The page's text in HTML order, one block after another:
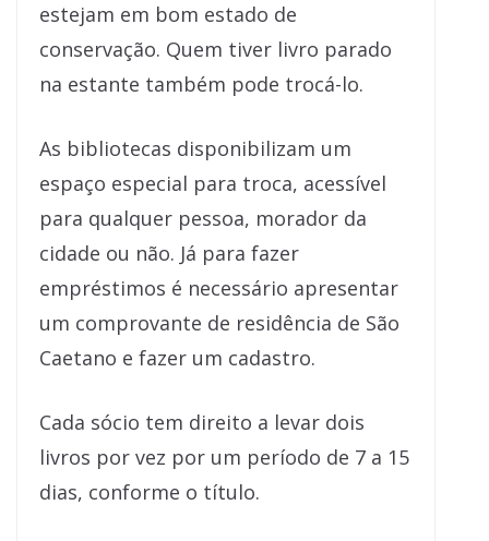
estejam em bom estado de
conservação. Quem tiver livro parado
na estante também pode trocá-lo.
As bibliotecas disponibilizam um
espaço especial para troca, acessível
para qualquer pessoa, morador da
cidade ou não. Já para fazer
empréstimos é necessário apresentar
um comprovante de residência de São
Caetano e fazer um cadastro.
Cada sócio tem direito a levar dois
livros por vez por um período de 7 a 15
dias, conforme o título.